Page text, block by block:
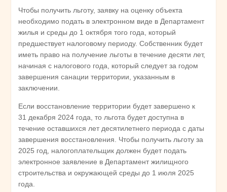
Чтобы получить льготу, заявку на оценку объекта
необходимо подать в электронном виде в Департамент
жилья и среды до 1 октября того года, который
предшествует налоговому периоду. Собственник будет
иметь право на получение льготы в течение десяти лет,
начиная с налогового года, который следует за годом
завершения санации территории, указанным в
заключении.
Если восстановление территории будет завершено к
31 декабря 2024 года, то льгота будет доступна в
течение оставшихся лет десятилетнего периода с даты
завершения восстановления. Чтобы получить льготу за
2025 год, налогоплательщик должен будет подать
электронное заявление в Департамент жилищного
строительства и окружающей среды до 1 июля 2025
года.